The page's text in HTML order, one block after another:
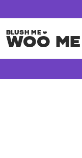
Woo Me